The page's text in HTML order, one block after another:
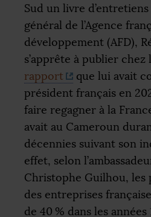
Sud un livre
général de l’Agence
développement (AFD),
s’apprête à publier
rapport
que lui avait
président français en
faire regagner à la
avait au Cameroun
décennies suivant son
effet, selon
Christophe Guilhou, les
des entreprises
de 40 % dans les